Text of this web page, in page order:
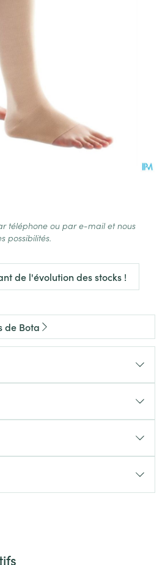
de l'évolution des stocks !
téléphone ou par e-mail et nous
possibilités.
de Bota